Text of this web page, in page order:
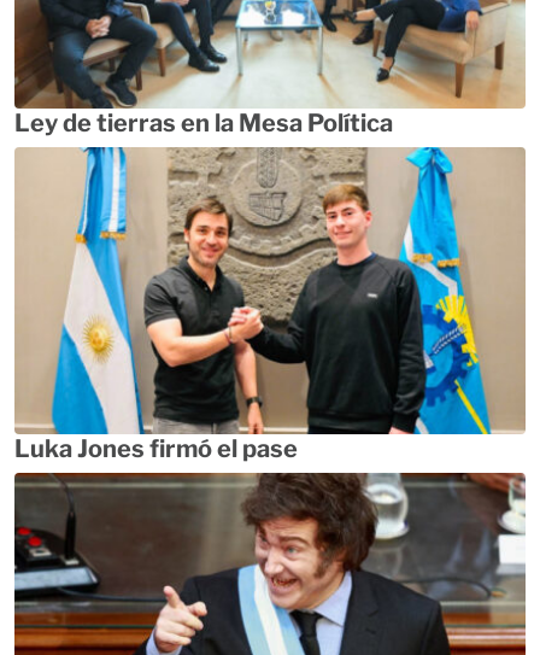
Ley de tierras en la Mesa Política
Luka Jones firmó el pase